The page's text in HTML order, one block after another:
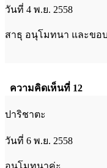
วันที่ 4 พ.ย. 2558
สาธุ อนุโมทนา และขอ
ความคิดเห็นที่ 12
ปาริชาตะ
วันที่ 6 พ.ย. 2558
อนุโมทนาค่ะ